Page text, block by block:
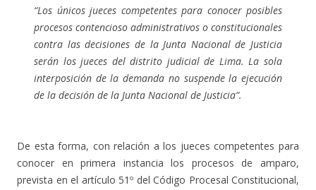
“Los únicos jueces competentes para conocer posibles
procesos contencioso administrativos o constitucionales
contra las decisiones de la Junta Nacional de Justicia
serán los jueces del distrito judicial de Lima. La sola
interposición de la demanda no suspende la ejecución
de la decisión de la Junta Nacional de Justicia”.
De esta forma, con relación a los jueces competentes para
conocer en primera instancia los procesos de amparo,
prevista en el artículo 51º del Código Procesal Constitucional,